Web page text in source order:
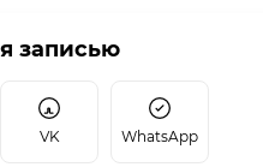
записью
VK WhatsApp